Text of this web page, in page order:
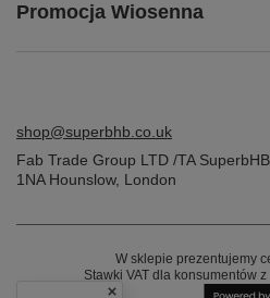
Promocja Wiosenna
shop@superbhb.co.uk
Fab Trade Group LTD /TA SuperbHB
1NAHounslow, London
W sklepie prezentujemy
Stawki VAT dla konsumentów